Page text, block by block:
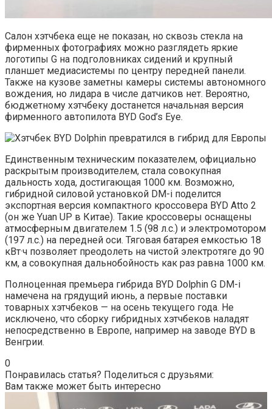
Салон хэтчбека еще не показан, но сквозь стекла на
фирменных фотографиях можно разглядеть яркие
логотипы G на подголовниках сидений и крупный
планшет медиасистемы по центру передней панели.
Также на кузове заметны камеры системы автономного
вождения, но лидара в числе датчиков нет. Вероятно,
бюджетному хэтчбеку достанется начальная версия
фирменного автопилота BYD God’s Eye.
Единственным техническим показателем, официально
раскрытым производителем, стала совокупная
дальность хода, достигающая 1000 км. Возможно,
гибридной силовой установкой DM-i поделится
экспортная версия компактного кроссовера BYD Atto 2
(он же Yuan UP в Китае). Такие кроссоверы оснащены
атмосферным двигателем 1.5 (98 л.с.) и электромотором
(197 л.с.) на передней оси. Тяговая батарея емкостью 18
кВт·ч позволяет преодолеть на чистой электротяге до 90
км, а совокупная дальнобойность как раз равна 1000 км.
Полноценная премьера гибрида BYD Dolphin G DM-i
намечена на грядущий июнь, а первые поставки
товарных хэтчбеков — на осень текущего года. Не
исключено, что сборку гибридных хэтчбеков наладят
непосредственно в Европе, например на заводе BYD в
Венгрии.
0
Понравилась статья? Поделиться с друзьями:
Вам также может быть интересно